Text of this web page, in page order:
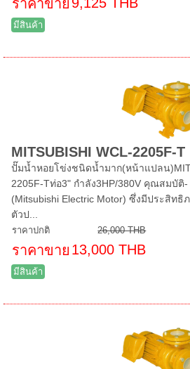
ราคาขาย
มีสินค้า
MITSUBISHI WCL-2205F-T
ปั๊มน้ำหอยโข่งชนิดน้ำมาก(หน้าแปลน
2205F-Tท่อ3" กำลัง3HP/380V คุณสมบั
(Mitsubishi Electric Motor) ซึ่งมีประสิทธิ
ตัวป...
ราคาปกติ 26,000 THB
ราคาขาย 13,000 THB
มีสินค้า